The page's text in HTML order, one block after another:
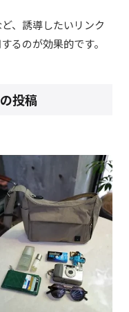
、誘導したいリンク
るのが効果的です。
投稿